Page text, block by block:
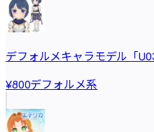
デフォルメキャラモデル「
¥800デフォルメ系